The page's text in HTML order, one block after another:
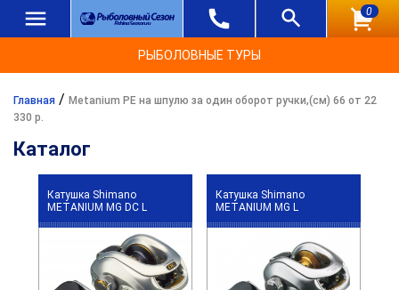
0
РЫБОЛОВНЫЕ ТУРЫ
Главная / Metanium PE на шпулю за один оборот ручки,(см) 66 от 22
330 р.
Каталог
Катушка Shimano
METANIUM MG DC L
Катушка Shimano
METANIUM MG L